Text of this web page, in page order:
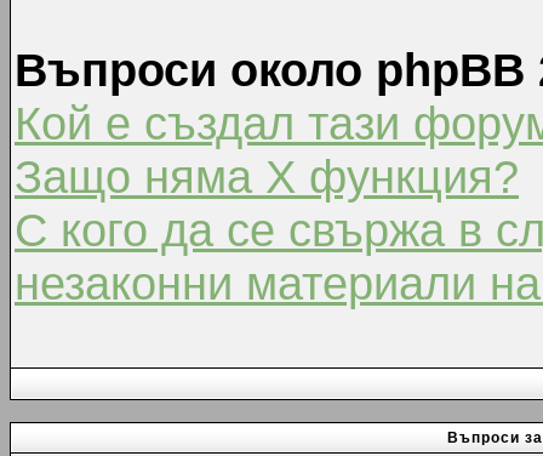
Въпроси около phpBB
Кой е създал тази
Защо няма X функция?
С кого да се свържа в
незаконни материали
Въпроси